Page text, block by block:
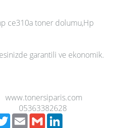
ce310a toner dolumu,Hp
garantili ve ekonomik.
www.tonersiparis.com
TwitterEmailGmail